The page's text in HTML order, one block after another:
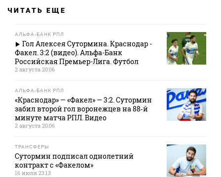
ЧИТАТЬ ЕЩЕ
АЛЬФА-БАНК РПЛ
Гол Алексея Сутормина. Краснодар -
Факел. 3:2 (видео). Альфа-Банк
Российская Премьер-Лига. Футбол
2 августа 20:06
АЛЬФА-БАНК РПЛ
«Краснодар» — «Факел» — 3:2. Сутормин
забил второй гол воронежцев на 88‑й
минуте матча РПЛ. Видео
2 августа 20:06
ТРАНСФЕРЫ
Сутормин подписал однолетний
контракт с «Факелом»
16 июля 23:13